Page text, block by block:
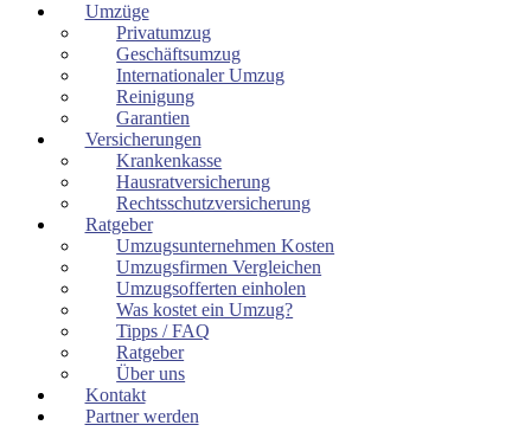
Umzüge
Privatumzug
Geschäftsumzug
Internationaler Umzug
Reinigung
Garantien
Versicherungen
Krankenkasse
Hausratversicherung
Rechtsschutzversicherung
Ratgeber
Umzugsunternehmen Kosten
Umzugsfirmen Vergleichen
Umzugsofferten einholen
Was kostet ein Umzug?
Tipps / FAQ
Ratgeber
Über uns
Kontakt
Partner werden